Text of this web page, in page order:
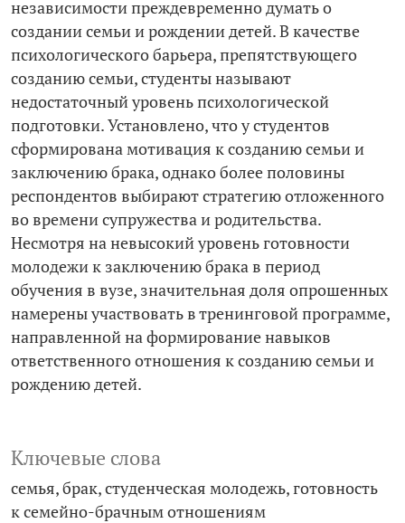
независимости преждевременно думать о
создании семьи и рождении детей. В качестве
психологического барьера, препятствующего
созданию семьи, студенты называют
недостаточный уровень психологической
подготовки. Установлено, что у студентов
сформирована мотивация к созданию семьи и
заключению брака, однако более половины
респондентов выбирают стратегию отложенного
во времени супружества и родительства.
Несмотря на невысокий уровень готовности
молодежи к заключению брака в период
обучения в вузе, значительная доля опрошенных
намерены участвовать в тренинговой программе,
направленной на формирование навыков
ответственного отношения к созданию семьи и
рождению детей.
Ключевые слова
семья брак студенческая молодежь готовность
к семейно-­брачным отношениям